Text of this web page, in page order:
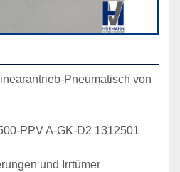
Pneumatisch von
PPV A-GK-D2 1312501
und Irrtümer